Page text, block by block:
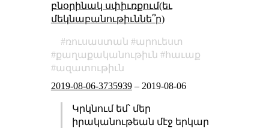
բնօրինակ սփիւռքում(եւ
մեկնաբանութիւննե՞ր)
ռուսաստան
արուեստ
քաղաքականութիւն
հաւաք
ազատութիւն
2019-08-06-3735939– 2019-08-06
Կրկնում եմ՝ մեր
իրականութեան մէջ երկար